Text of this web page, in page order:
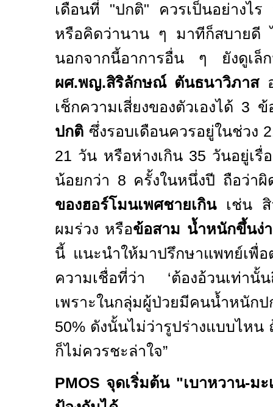
เดือนที่ "ปกติ" ควรเป็นอย่างไร
หรือคิดว่านาน ๆ มาทีก็สบายดี
นอกจากนี้อาการอื่น ๆ ยังดูเล็
ผศ.พญ.สิริลักษณ์ ตันธนาวิภาสอ
เช็กความเสี่ยงของตัวเองได้ 3
ปกติ ซึ่งรอบเดือนควรอยู่ในช่วง
21 วัน หรือห่างเกิน 35 วันอยู่เรื่
น้อยกว่า 8 ครั้งในหนึ่งปี ถือว่า
ของฮอร์โมนเพศชายเกินเช่น สิ
ผมร่วง หรือข้อสาม น้ำหนักขึ้นง่
นี้ แนะนำให้มาปรึกษาแพทย์เพื่อ
ความเชื่อที่ว่า ‘ต้องอ้วนเท่านั้
เพราะในกลุ่มผู้ป่วยมีคนน้ำหนั
50% ดังนั้นไม่ว่ารูปร่างแบบไหน
ก็ไม่ควรชะล่าใจ”
PMOS จุดเริ่มต้น "เบาหวาน-มะ